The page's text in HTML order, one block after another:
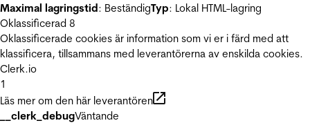
Maximal lagringstid: BeständigTyp: Lokal HTML-lagring
Oklassificerad 8
Oklassificerade cookies är information som vi er i färd med att
klassificera, tillsammans med leverantörerna av enskilda cookies.
Clerk.io
1
Läs mer om den här leverantören
__clerk_debugVäntande